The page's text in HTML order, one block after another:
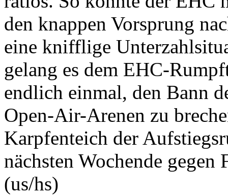
den knappen Vorsprung
eine knifflige
gelang es dem EHC-
endlich einmal, den Bann
Open-Air-Arenen zu
Karpfenteich der
nächsten Wochende
(us/hs)